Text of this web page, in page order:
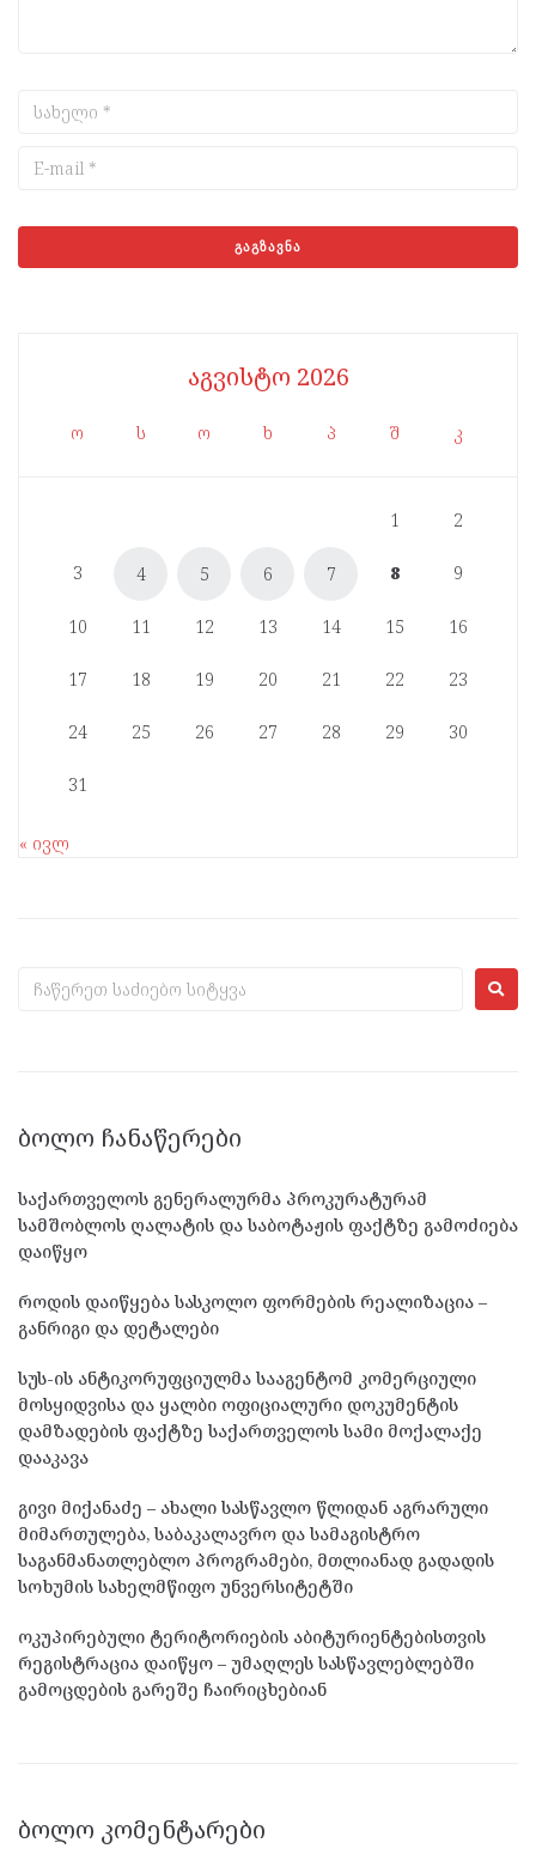
აგვისტო 2026
ო ს ო ხ პ შ კ
1 2
3 4 5 6 7 8 9
10 11 12 13 14 15 16
17 18 19 20 21 22 23
24 25 26 27 28 29 30
31
« ივლ
ᲑᲝᲚᲝ ᲩᲐᲜᲐᲬᲔᲠᲔᲑᲘ
საქართველოს გენერალურმა პროკურატურამ
სამშობლოს ღალატის და საბოტაჟის ფაქტზე გამოძიება
დაიწყო
როდის დაიწყება სასკოლო ფორმების რეალიზაცია –
განრიგი და დეტალები
სუს-ის ანტიკორუფციულმა სააგენტომ კომერციული
მოსყიდვისა და ყალბი ოფიციალური დოკუმენტის
დამზადების ფაქტზე საქართველოს სამი მოქალაქე
დააკავა
გივი მიქანაძე – ახალი სასწავლო წლიდან აგრარული
მიმართულება, საბაკალავრო და სამაგისტრო
საგანმანათლებლო პროგრამები, მთლიანად გადადის
სოხუმის სახელმწიფო უნვერსიტეტში
ოკუპირებული ტერიტორიების აბიტურიენტებისთვის
რეგისტრაცია დაიწყო – უმაღლეს სასწავლებლებში
გამოცდების გარეშე ჩაირიცხებიან
ᲑᲝᲚᲝ ᲙᲝᲛᲔᲜᲢᲐᲠᲔᲑᲘ